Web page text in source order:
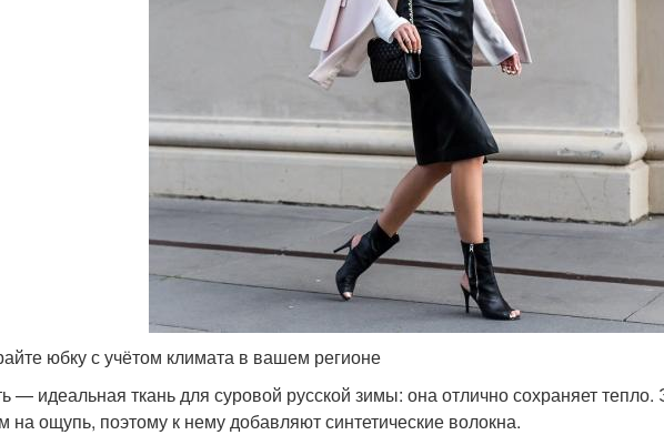
юбку с учётом климата в вашем регионе
— идеальная ткань для суровой русской зимы: она отлично сохраняет
на ощупь, поэтому к нему добавляют синтетические волокна.